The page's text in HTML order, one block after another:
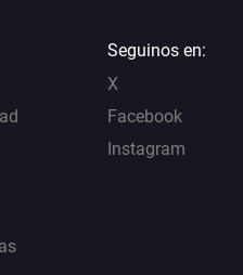
Seguinos en:
X
Facebook
Instagram